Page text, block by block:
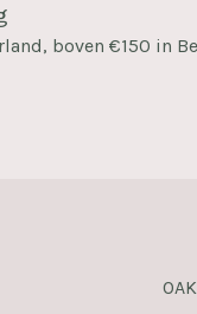
boven €150 in
OAK